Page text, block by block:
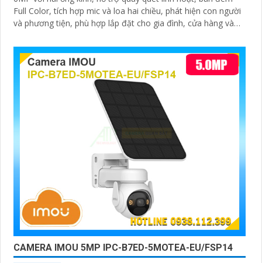
Full Color, tích hợp mic và loa hai chiều, phát hiện con người
và phương tiện, phù hợp lắp đặt cho gia đình, cửa hàng và
CAMERA IMOU 5MP IPC-B7ED-5MOTEA-EU/FSP14